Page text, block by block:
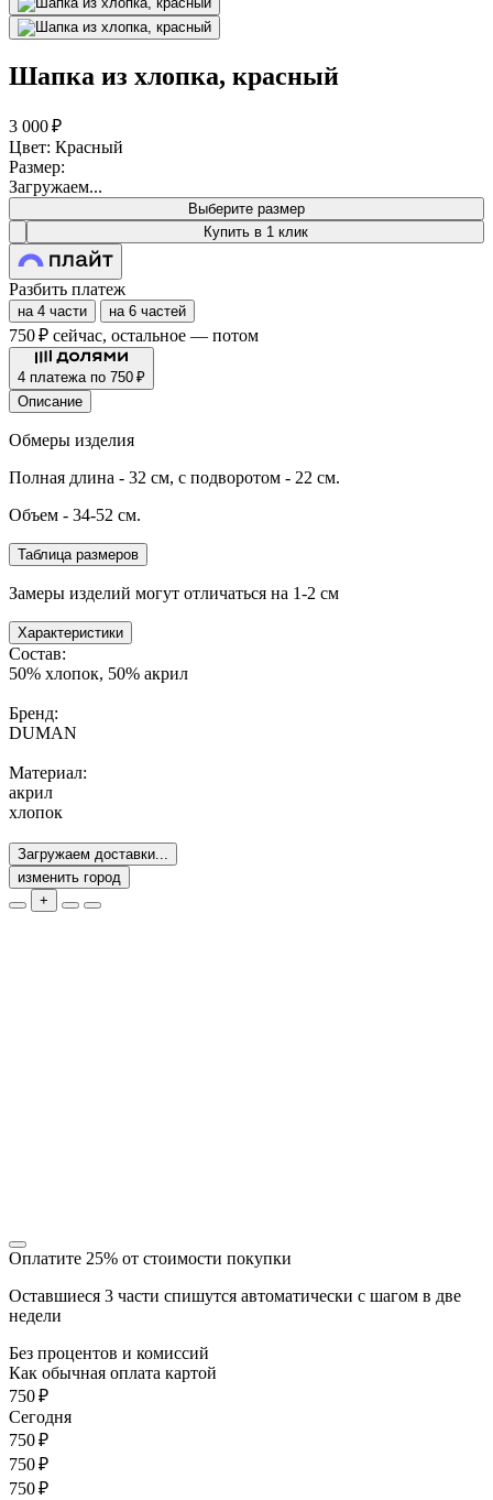
Шапка из хлопка, красный
3 000 ₽
Цвет: Красный
Размер:
Загружаем...
Выберите размер
Купить в 1 клик
Разбить платеж
на 4 части на 6 частей
750 ₽ сейчас, остальное — потом
4 платежа по 750 ₽
Описание
Обмеры изделия
Полная длина - 32 см, с подворотом - 22 см.
Объем - 34-52 см.
Таблица размеров
Замеры изделий могут отличаться на 1-2 см
Характеристики
Состав:
50% хлопок, 50% акрил
Бренд:
DUMAN
Материал:
акрил
хлопок
Загружаем доставки...
изменить город
+
Оплатите 25% от стоимости покупки
Оставшиеся 3 части спишутся автоматически с шагом в две
недели
Без процентов и комиссий
Как обычная оплата картой
750 ₽
Cегодня
750 ₽
750 ₽
750 ₽